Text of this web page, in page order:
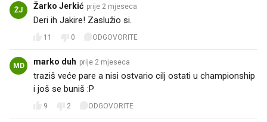
ŽJ Žarko Jerkić prije 2 mjeseca
Deri ih Jakire! Zaslužio si.
11 0 ODGOVORITE
MD marko duh prije 2 mjeseca
traziš veće pare a nisi ostvario cilj ostati u championship
i još se buniš :P
9 2 ODGOVORITE